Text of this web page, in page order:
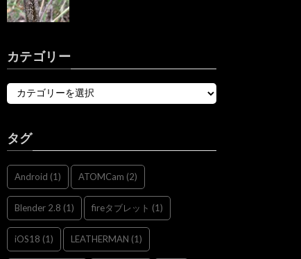
カテゴリー
タグ
Android (1) ATOMCam (2)
Blender 2.8 (1) fireタブレット (1)
iOS18 (1) LEATHERMAN (1)